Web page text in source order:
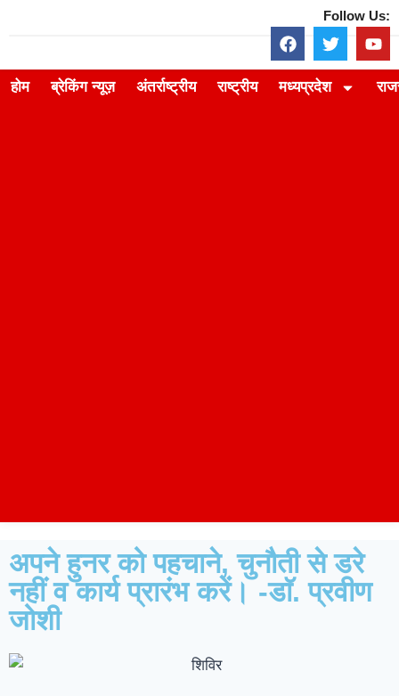
Follow Us:
होम ब्रेकिंग न्यूज़ अंतर्राष्ट्रीय राष्ट्रीय मध्यप्रदेश
अपने हुनर को पहचाने, चुनौती से डरे
नहीं व कार्य प्रारंभ करें। -डाॅ. प्रवीण
जोशी